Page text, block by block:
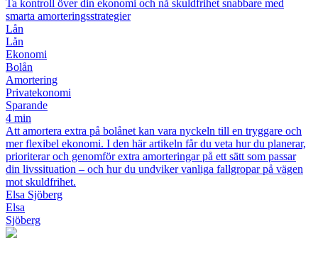
Ta kontroll över din ekonomi och nå skuldfrihet snabbare med
smarta amorteringsstrategier
Lån
Lån
Ekonomi
Bolån
Amortering
Privatekonomi
Sparande
4 min
Att amortera extra på bolånet kan vara nyckeln till en tryggare och
mer flexibel ekonomi. I den här artikeln får du veta hur du planerar,
prioriterar och genomför extra amorteringar på ett sätt som passar
din livssituation – och hur du undviker vanliga fallgropar på vägen
mot skuldfrihet.
Elsa Sjöberg
Elsa
Sjöberg